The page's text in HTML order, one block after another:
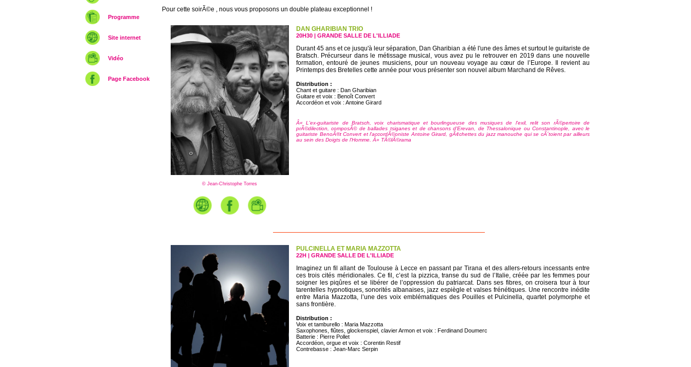
Programme
Site internet
Vidéo
Page Facebook
Pour cette soirÃ©e , nous vous proposons un double plateau exceptionnel !
© Jean-Christophe Torres
DAN GHARIBIAN TRIO
20H30 | GRANDE SALLE DE L'ILLIADE
Durant 45 ans et ce jusqu'à leur séparation, Dan Gharibian a été l'une des âmes et surtout le guitariste de
Bratsch. Précurseur dans le métissage musical, vous avez pu le retrouver en 2019 dans une nouvelle
formation, entouré de jeunes musiciens, pour un nouveau voyage au cœur de l’Europe. Il revient au
Printemps des Bretelles cette année pour vous présenter son nouvel album Marchand de Rêves.
Distribution :
Chant et guitare : Dan Gharibian
Guitare et voix : Benoît Convert
Accordéon et voix : Antoine Girard
Â« L'ex-guitariste de Bratsch, voix charismatique et bourlingueuse des musiques de l'exil, relit son rÃ©pertoire de
prÃ©dilection, composÃ© de ballades tsiganes et de chansons d'Erevan, de Thessalonique ou Constantinople, avec le
guitariste BenoÃ®t Convert et l'accordÃ©oniste Antoine Girard, gÃ¢chettes du jazz manouche qui se cÃ´toient par ailleurs
au sein des Doigts de l'Homme. Â» TÃ©lÃ©rama
PULCINELLA ET MARIA MAZZOTTA
22H | GRANDE SALLE DE L'ILLIADE
Imaginez un fil allant de Toulouse à Lecce en passant par Tirana et des allers-retours incessants entre
ces trois cités méridionales. Ce fil, c’est la pizzica, transe du sud de l’Italie, créée par les femmes pour
soigner les piqûres et se libérer de l’oppression du patriarcat. Dans ses fibres, on croisera tour à tour
tarentelles hypnotiques, sonorités albanaises, jazz espiègle et valses frénétiques. Une rencontre inédite
entre Maria Mazzotta, l’une des voix emblématiques des Pouilles et Pulcinella, quartet polymorphe et
sans frontière.
Distribution :
Voix et tamburello : Maria Mazzotta
Saxophones, flûtes, glockenspiel, clavier Armon et voix : Ferdinand Doumerc
Batterie : Pierre Pollet
Accordéon, orgue et voix : Corentin Restif
Contrebasse : Jean-Marc Serpin